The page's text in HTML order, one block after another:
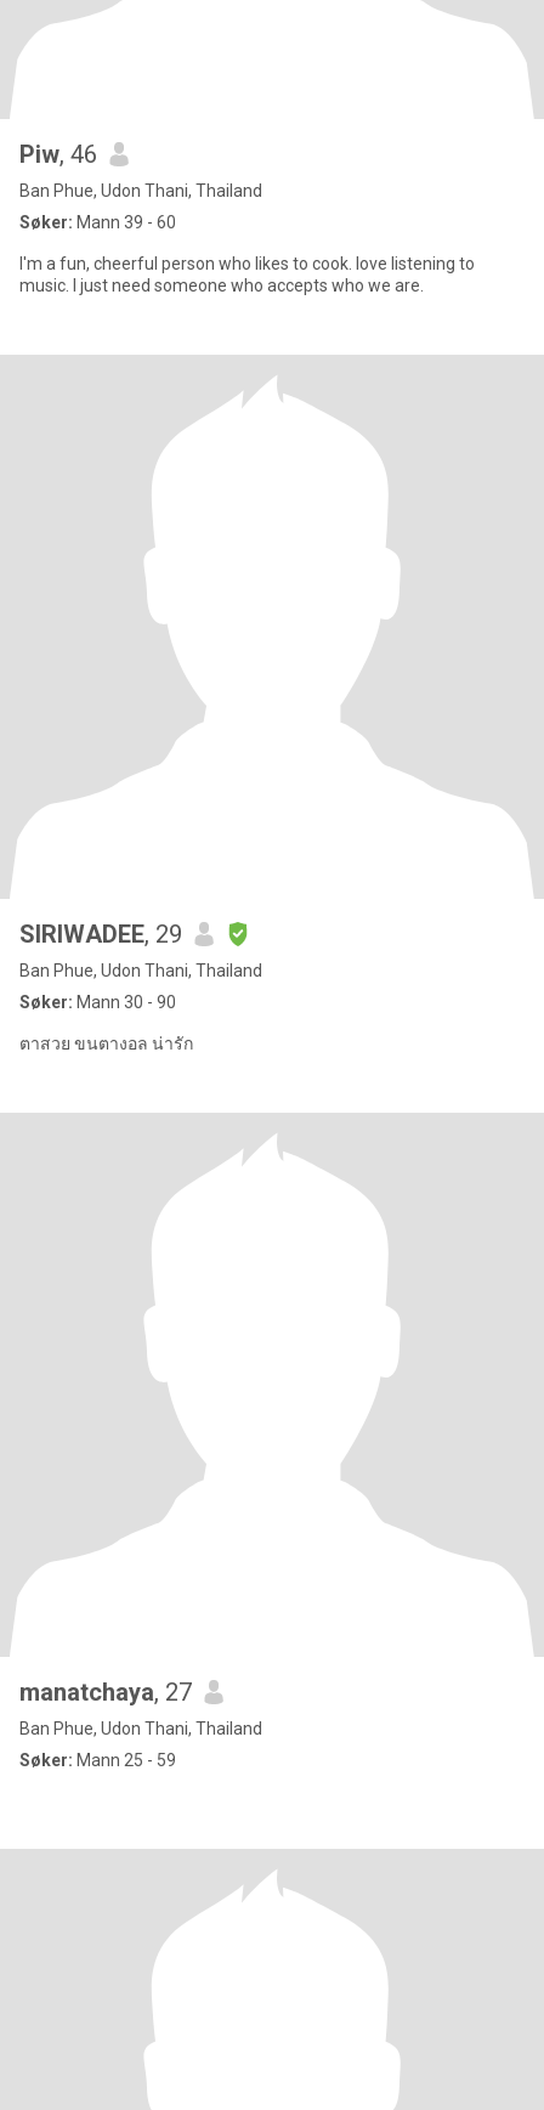
Piw, 46
Ban Phue, Udon Thani, Thailand
Søker: Mann 39 - 60
I'm a fun, cheerful person who likes to cook. love listening to
music. I just need someone who accepts who we are.
SIRIWADEE, 29
Ban Phue, Udon Thani, Thailand
Søker: Mann 30 - 90
ตาสวย ขนตางอล น่ารัก
manatchaya, 27
Ban Phue, Udon Thani, Thailand
Søker: Mann 25 - 59